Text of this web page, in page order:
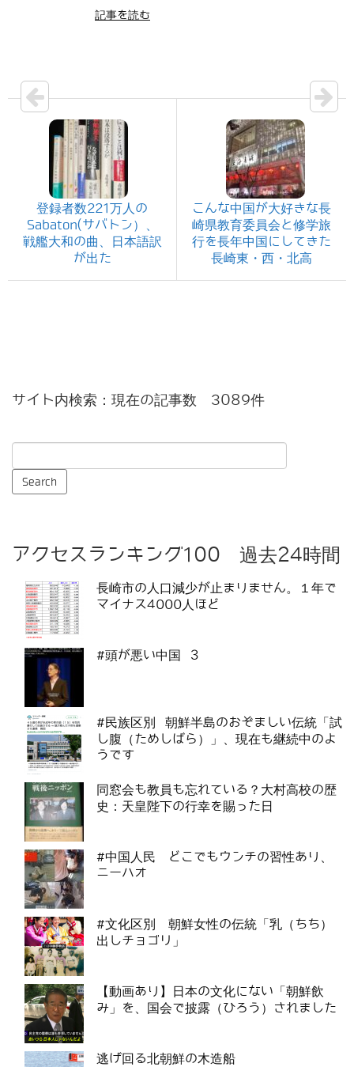
記事を読む
登録者数221万人の
Sabaton(サバトン）、
戦艦大和の曲、日本語訳
が出た
こんな中国が大好きな長
崎県教育委員会と修学旅
行を長年中国にしてきた
長崎東・西・北高
サイト内検索：現在の記事数 3089件
アクセスランキング100 過去24時間
長崎市の人口減少が止まりません。１年で
マイナス4000人ほど
#頭が悪い中国 3
#民族区別 朝鮮半島のおぞましい伝統「試
し腹（ためしばら）」、現在も継続中のよ
うです
同窓会も教員も忘れている？大村高校の歴
史：天皇陛下の行幸を賜った日
#中国人民 どこでもウンチの習性あり、
ニーハオ
#文化区別 朝鮮女性の伝統「乳（ちち）
出しチョゴリ」
【動画あり】日本の文化にない「朝鮮飲
み」を、国会で披露（ひろう）されました
逃げ回る北朝鮮の木造船